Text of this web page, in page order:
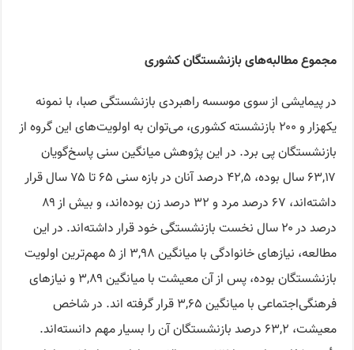
مجموع مطالبه‌های بازنشستگان کشوری
در پیمایشی از سوی موسسه راهبردی بازنشستگی صبا، با نمونه
یکهزار و ۲۰۰ بازنشسته کشوری، می‌توان به اولویت‌های این گروه از
بازنشستگان پی برد. در این پژوهش میانگین سنی پاسخ‌گویان
۶۳,۱۷ سال بوده، ۴۲,۵ درصد آنان در بازه سنی ۶۵ تا ۷۵ سال قرار
داشته‌اند، ۶۷ درصد مرد و ۳۲ درصد زن بوده‌اند، و بیش از ۸۹
درصد در ۲۰ سال نخست بازنشستگی خود قرار داشته‌اند. در این
مطالعه، نیازهای خانوادگی با میانگین ۳,۹۸ از ۵ مهم‌ترین اولویت
بازنشستگان بوده، پس از آن معیشت با میانگین ۳,۸۹ و نیازهای
فرهنگی‌اجتماعی با میانگین ۳,۶۵ قرار گرفته اند. در شاخص
معیشت، ۶۳,۲ درصد بازنشستگان آن را بسیار مهم دانسته‌اند.